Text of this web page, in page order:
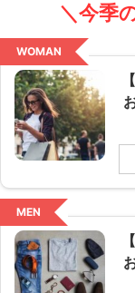
＼今季
WOMAN
MEN